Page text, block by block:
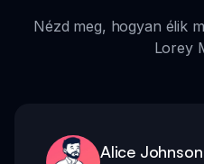
Nézd meg, hogyan élik
Lorey
Alice Johnson